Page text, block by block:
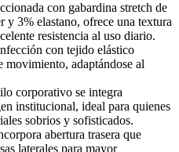
con gabardina stretch de
y 3% elastano, ofrece una textura
resistencia al uso diario.
con tejido elástico
movimiento, adaptándose al
corporativo se integra
institucional, ideal para quienes
sobrios y sofisticados.
abertura trasera que
laterales para mayor